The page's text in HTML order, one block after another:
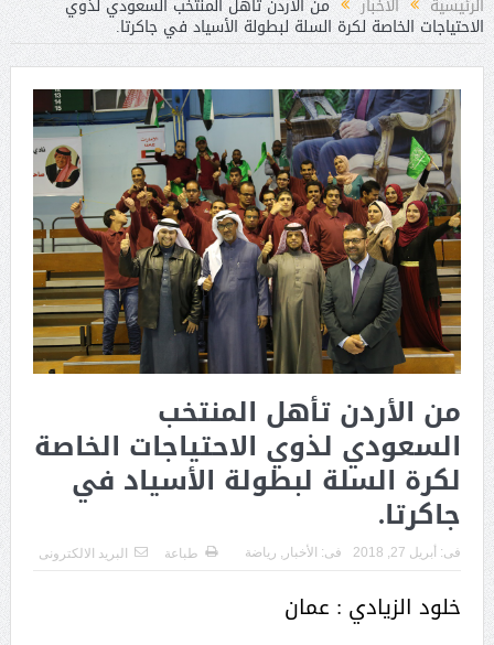
الاحتياجات الخاصة لكرة السلة لبطولة الأسياد في جاكرتا.
من الأردن تأهل المنتخب
السعودي لذوي الاحتياجات الخاصة
لكرة السلة لبطولة الأسياد في
جاكرتا.
فى: أبريل 27, 2018 فى: الأخبار , رياضة طباعة البريد الالكترونى
خلود الزيادي : عمان